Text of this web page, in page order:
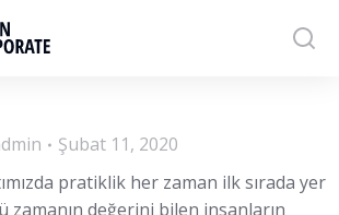
Şubat 11, 2020
pratiklik her zaman ilk sırada yer
zamanın değerini bilen insanların